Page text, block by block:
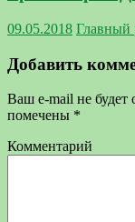
09.05.2018 Главный
Добавить
Ваш e-mail не будет
помечены *
Комментарий